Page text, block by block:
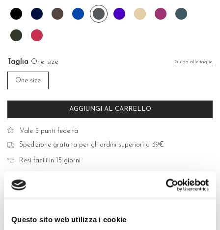
Questo sito web utilizza i cookie
Nero Blu CioccolatoCobaltoFume' IndacoNudo OrchideaOttanio
Verde
bosco
Amarena
Taglia One size Guida alle taglie
One size
AGGIUNGI AL CARRELLO
Vale 5 punti fedeltà
Spedizione gratuita per gli ordini superiori a 39€
Resi facili in 15 giorni